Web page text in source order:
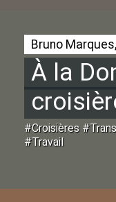
À la
#Croisières
#Travail